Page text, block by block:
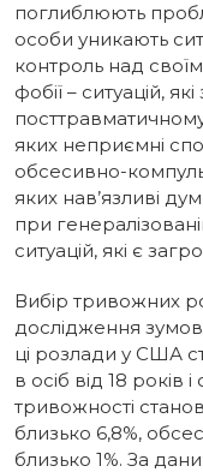
поглиблюють
особи уникають
контроль над своїм
фобії – ситуацій,
яких неприємні
обсесивно-
яких нав’язливі
при
ситуацій, які є
Вибір тривожних
дослідження
ці розлади у США
в осіб від 18 років
тривожності
близько 6,8%,
близько 1%. За